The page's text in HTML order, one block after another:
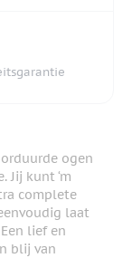
ogen
Jij kunt ‘m
complete
laat
lief en
blij van